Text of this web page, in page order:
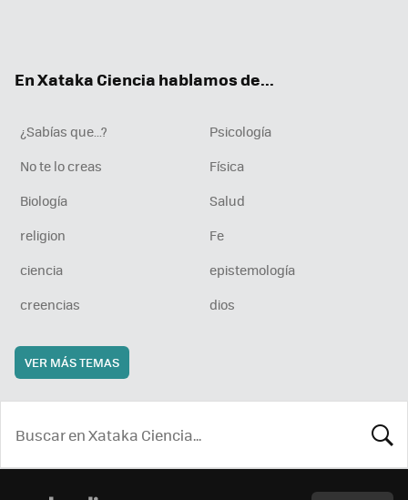
En Xataka Ciencia hablamos de...
¿Sabías que...?
Psicología
No te lo creas
Física
Biología
Salud
religion
Fe
ciencia
epistemología
creencias
dios
VER MÁS TEMAS